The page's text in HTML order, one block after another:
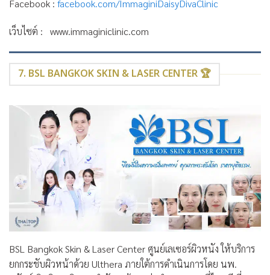
Facebook : facebook.com/ImmaginiDaisyDivaClinic
เว็บไซต์ : www.immaginiclinic.com
7. BSL BANGKOK SKIN & LASER CENTER 🏆
BSL Bangkok Skin & Laser Center ศูนย์เลเซอร์ผิวหนัง ให้บริการ
ยกกระชับผิวหน้าด้วย Ulthera ภายใต้การดำเนินการโดย นพ.